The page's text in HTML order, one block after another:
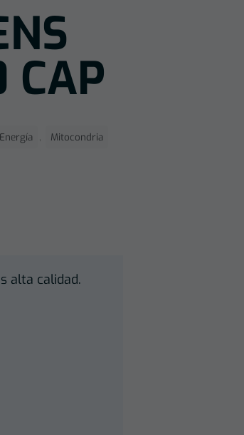
CAP
Energía , Mitocondria
alta calidad.